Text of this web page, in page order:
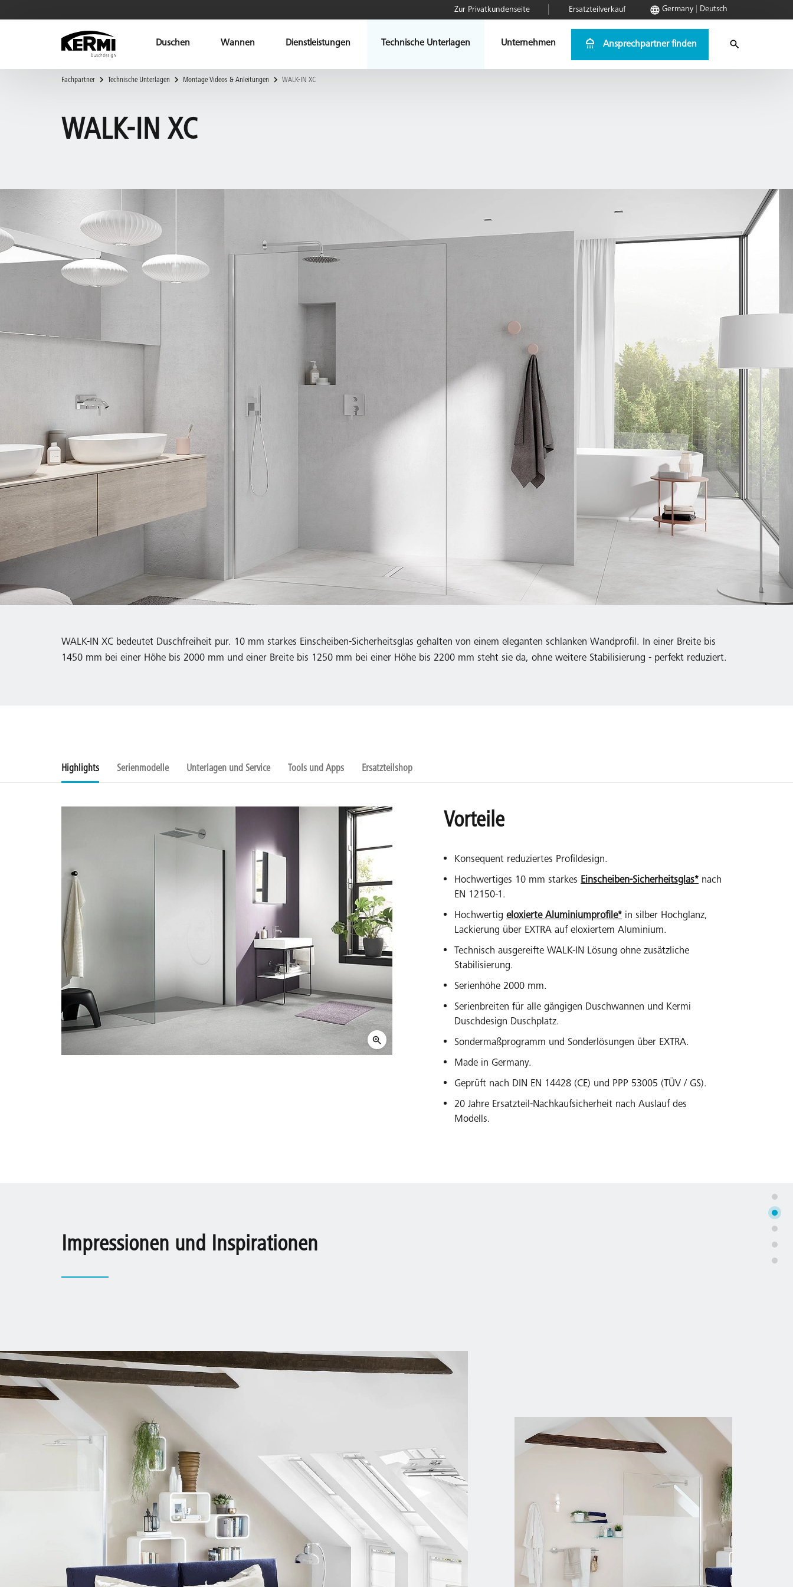
Zur Privatkundenseite Ersatzteilverkauf Germany Deutsch
Duschen Wannen Dienstleistungen Technische Unterlagen Unternehmen Ansprechpartner finden
Fachpartner Technische Unterlagen Montage Videos & Anleitungen WALK-IN XC
WALK-IN XC
WALK-IN XC bedeutet Duschfreiheit pur. 10 mm starkes Einscheiben-Sicherheitsglas gehalten von einem eleganten schlanken Wandprofil. In einer Breite bis
1450 mm bei einer Höhe bis 2000 mm und einer Breite bis 1250 mm bei einer Höhe bis 2200 mm steht sie da, ohne weitere Stabilisierung - perfekt reduziert.
Highlights Serienmodelle Unterlagen und Service Tools und Apps Ersatzteilshop
Vorteile
Konsequent reduziertes Profildesign.
Hochwertiges 10 mm starkes Einscheiben-Sicherheitsglas* nach
EN 12150-1.
Hochwertig eloxierte Aluminiumprofile* in silber Hochglanz,
Lackierung über EXTRA auf eloxiertem Aluminium.
Technisch ausgereifte WALK-IN Lösung ohne zusätzliche
Stabilisierung.
Serienhöhe 2000 mm.
Serienbreiten für alle gängigen Duschwannen und Kermi
Duschdesign Duschplatz.
Sondermaßprogramm und Sonderlösungen über EXTRA.
Made in Germany.
Geprüft nach DIN EN 14428 (CE) und PPP 53005 (TÜV / GS).
20 Jahre Ersatzteil-Nachkaufsicherheit nach Auslauf des
Modells.
Impressionen und Inspirationen